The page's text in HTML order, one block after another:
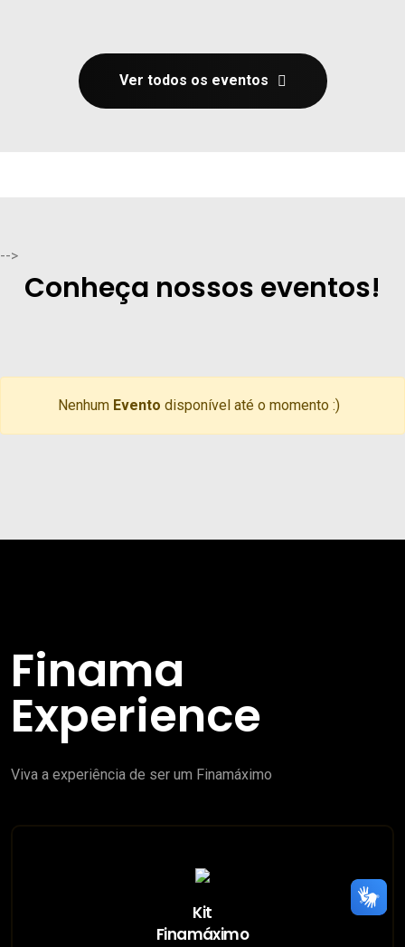
Ver todos os eventos
-->
Conheça nossos eventos!
Nenhum Evento disponível até o momento :)
Finama
Experience
Viva a experiência de ser um Finamáximo
Kit
Finamáximo